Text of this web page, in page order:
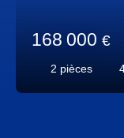
168 000 €
2 pièces